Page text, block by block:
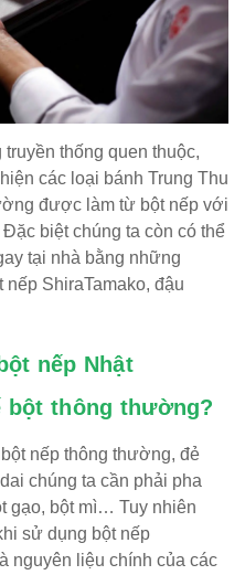
thống quen thuộc,
các loại bánh Trung Thu
được làm từ bột nếp với
biệt chúng ta còn có thể
tại nhà bằng những
ShiraTamako, đậu
nếp Nhật
bột thông thường?
nếp thông thường, đẻ
chúng ta cần phải pha
gạo, bột mì… Tuy nhiên
sử dụng bột nếp
nguyên liệu chính của các